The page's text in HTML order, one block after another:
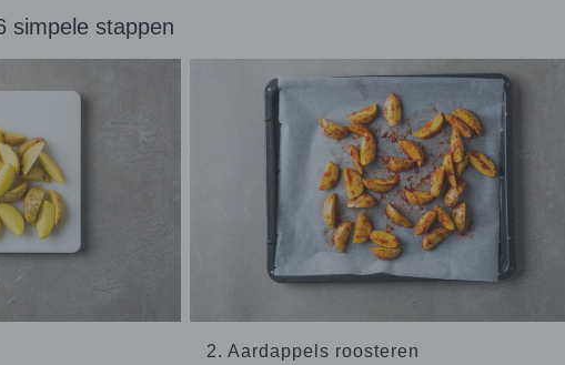
simpele stappen
2. Aardappels roosteren